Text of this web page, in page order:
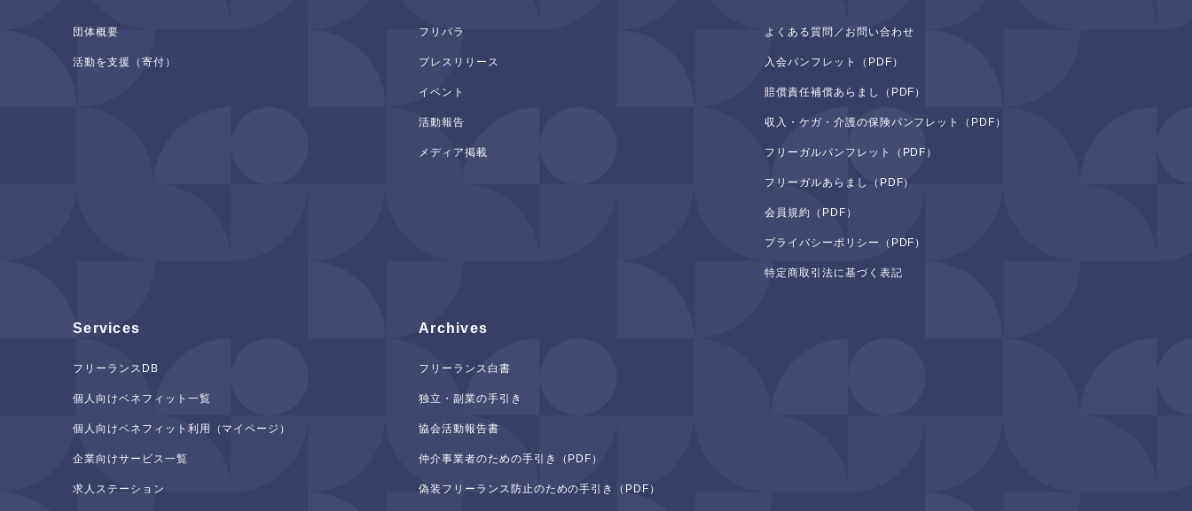
団体概要
活動を支援（寄付）
フリパラ
プレスリリース
イベント
活動報告
メディア掲載
よくある質問／お問い合わせ
入会パンフレット（PDF）
賠償責任補償あらまし（PDF）
収入・ケガ・介護の保険パンフレット（PDF）
フリーガルパンフレット（PDF）
フリーガルあらまし（PDF）
会員規約（PDF）
プライバシーポリシー（PDF）
特定商取引法に基づく表記
Services
フリーランスDB
個人向けベネフィット一覧
個人向けベネフィット利用（マイページ）
企業向けサービス一覧
求人ステーション
Archives
フリーランス白書
独立・副業の手引き
協会活動報告書
仲介事業者のための手引き（PDF）
偽装フリーランス防止のための手引き（PDF）